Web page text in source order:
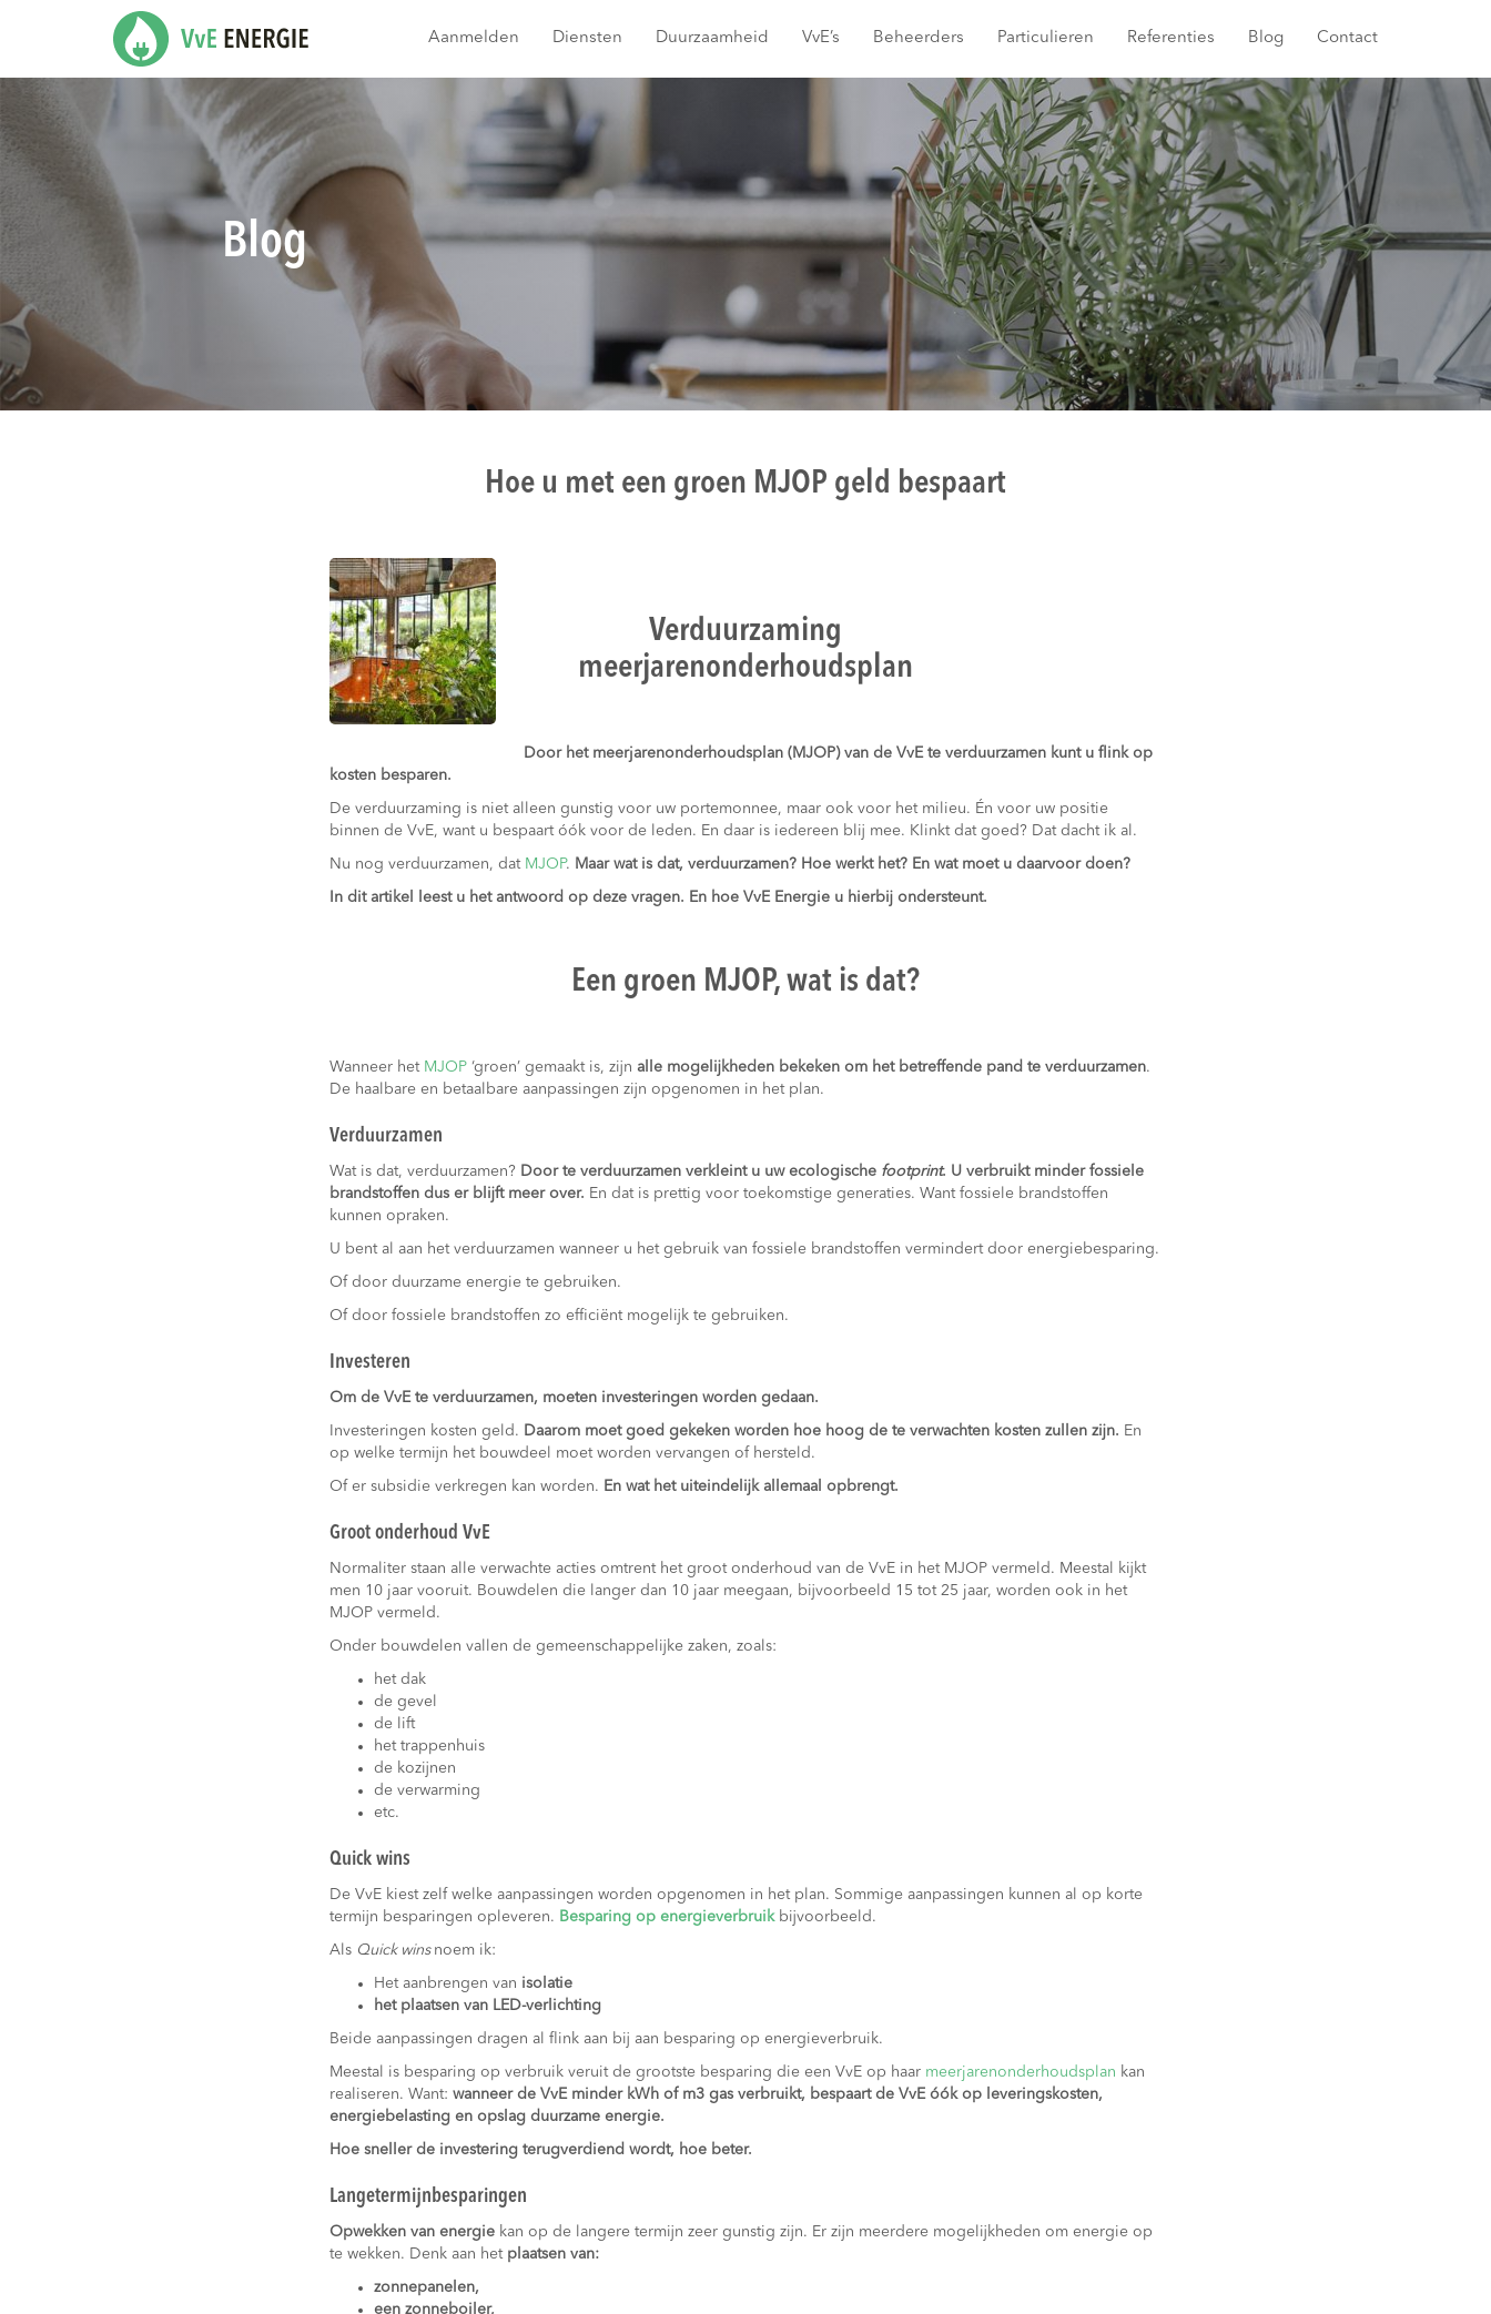
Aanmelden Diensten Duurzaamheid VvE’s Beheerders Particulieren Referenties Blog Contact
Blog
Hoe u met een groen MJOP geld bespaart
Verduurzaming
meerjarenonderhoudsplan
Door het meerjarenonderhoudsplan (MJOP) van de VvE te verduurzamen kunt u flink op
kosten besparen.
De verduurzaming is niet alleen gunstig voor uw portemonnee, maar ook voor het milieu. Én voor uw positie
binnen de VvE, want u bespaart óók voor de leden. En daar is iedereen blij mee. Klinkt dat goed? Dat dacht ik al.
Nu nog verduurzamen, dat MJOP. Maar wat is dat, verduurzamen? Hoe werkt het? En wat moet u daarvoor doen?
In dit artikel leest u het antwoord op deze vragen. En hoe VvE Energie u hierbij ondersteunt.
Een groen MJOP, wat is dat?
Wanneer hetMJOP ‘groen’ gemaakt is, zijn alle mogelijkheden bekeken om het betreffende pand te verduurzamen.
De haalbare en betaalbare aanpassingen zijn opgenomen in het plan.
Verduurzamen
Wat is dat, verduurzamen? Door te verduurzamen verkleint u uw ecologische footprint. U verbruikt minder fossiele
brandstoffen dus er blijft meer over. En dat is prettig voor toekomstige generaties. Want fossiele brandstoffen
kunnen opraken.
U bent al aan het verduurzamen wanneer u het gebruik van fossiele brandstoffen vermindert door energiebesparing.
Of door duurzame energie te gebruiken.
Of door fossiele brandstoffen zo efficiënt mogelijk te gebruiken.
Investeren
Om de VvE te verduurzamen, moeten investeringen worden gedaan.
Investeringen kosten geld. Daarom moet goed gekeken worden hoe hoog de te verwachten kosten zullen zijn. En
op welke termijn het bouwdeel moet worden vervangen of hersteld.
Of er subsidie verkregen kan worden. En wat het uiteindelijk allemaal opbrengt.
Groot onderhoud VvE
Normaliter staan alle verwachte acties omtrent het groot onderhoud van de VvE in het MJOP vermeld. Meestal kijkt
men 10 jaar vooruit. Bouwdelen die langer dan 10 jaar meegaan, bijvoorbeeld 15 tot 25 jaar, worden ook in het
MJOP vermeld.
Onder bouwdelen vallen de gemeenschappelijke zaken, zoals:
het dak
de gevel
de lift
het trappenhuis
de kozijnen
de verwarming
etc.
Quick wins
De VvE kiest zelf welke aanpassingen worden opgenomen in het plan. Sommige aanpassingen kunnen al op korte
termijn besparingen opleveren. Besparing op energieverbruikbijvoorbeeld.
Als Quick wins noem ik:
Het aanbrengen van isolatie
het plaatsen van LED-verlichting
Beide aanpassingen dragen al flink aan bij aan besparing op energieverbruik.
Meestal is besparing op verbruik veruit de grootste besparing die een VvE op haar meerjarenonderhoudsplan kan
realiseren. Want: wanneer de VvE minder kWh of m3 gas verbruikt, bespaart de VvE óók op leveringskosten,
energiebelasting en opslag duurzame energie.
Hoe sneller de investering terugverdiend wordt, hoe beter.
Langetermijnbesparingen
Opwekken van energie kan op de langere termijn zeer gunstig zijn. Er zijn meerdere mogelijkheden om energie op
te wekken. Denk aan het plaatsen van:
zonnepanelen,
een zonneboiler,